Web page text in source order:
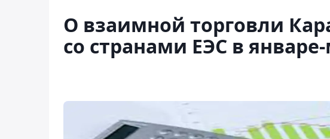
О взаимной торговли
со странами ЕЭС в